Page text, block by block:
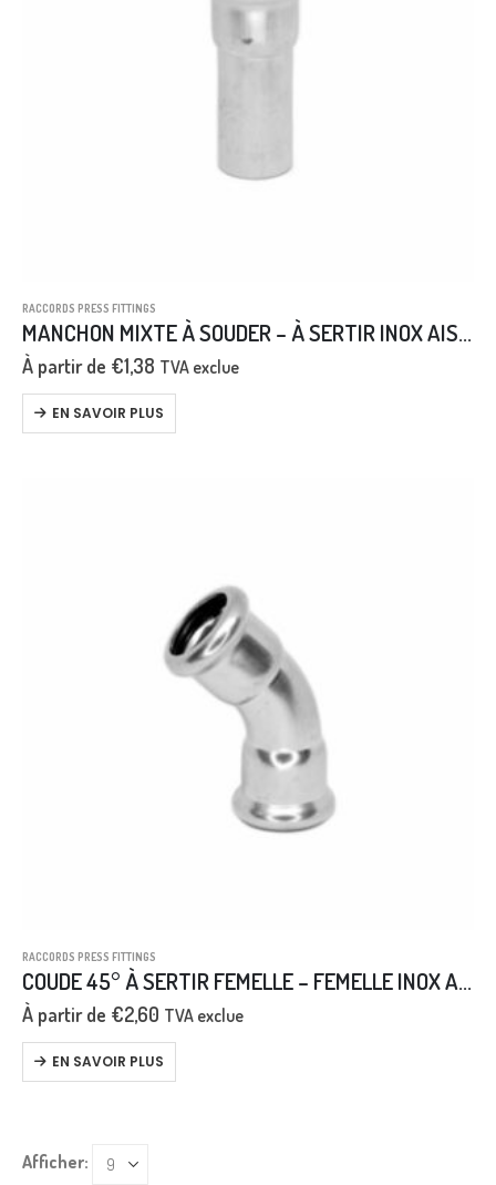
RACCORDS PRESS FITTINGS
MANCHON MIXTE À SOUDER – À SERTIR INOX AISI 316L
À partir de €1,38 TVA exclue
EN SAVOIR PLUS
RACCORDS PRESS FITTINGS
COUDE 45° À SERTIR FEMELLE – FEMELLE INOX AISI 316L
À partir de €2,60 TVA exclue
EN SAVOIR PLUS
Afficher: